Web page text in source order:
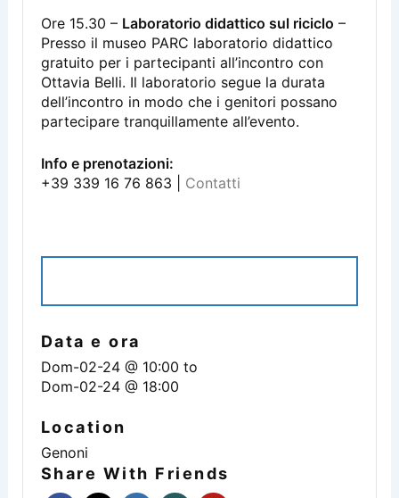
Ore 15.30 – Laboratorio didattico sul riciclo –
Presso il museo PARC laboratorio didattico
gratuito per i partecipanti all’incontro con
Ottavia Belli. Il laboratorio segue la durata
dell’incontro in modo che i genitori possano
partecipare tranquillamente all’evento.
Info e prenotazioni:
+39 339 16 76 863 | Contatti
Data e ora
Dom-02-24 @ 10:00 to
Dom-02-24 @ 18:00
Location
Genoni
Share With Friends